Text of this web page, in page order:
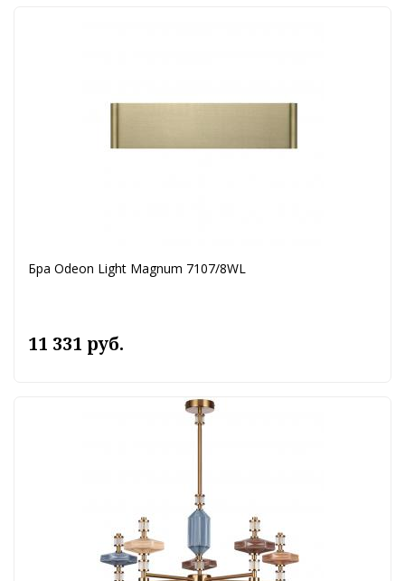
Бра Odeon Light Magnum 7107/8WL
11 331 руб.